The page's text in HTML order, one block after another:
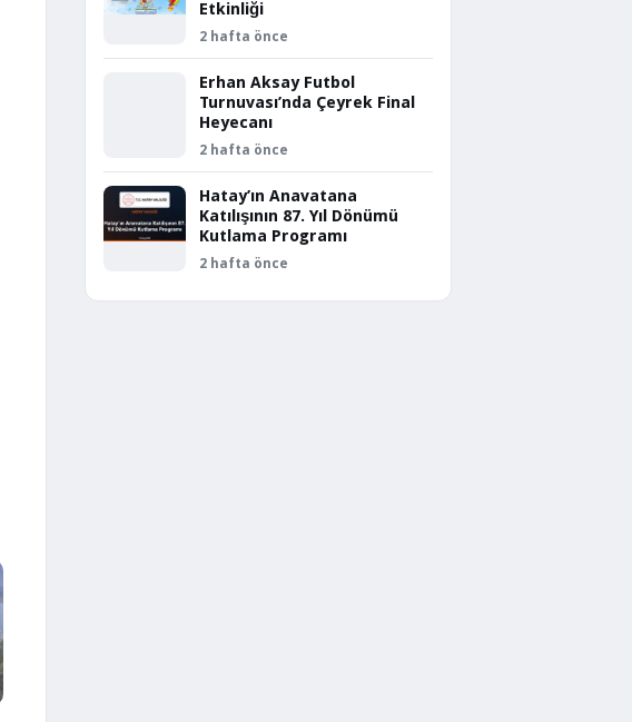
Etkinliği
2 hafta önce
Erhan Aksay Futbol
Turnuvası’nda Çeyrek Final
Heyecanı
2 hafta önce
Hatay’ın Anavatana
Katılışının 87. Yıl Dönümü
Kutlama Programı
2 hafta önce